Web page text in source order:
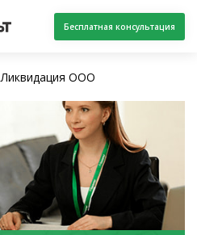
Бесплатная консультация
Ликвидация ООО